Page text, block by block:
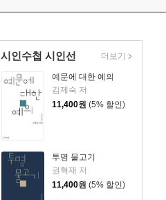
시인수첩 시인선
예문에 대한 예의
김제숙 저
11,400원 (5% 할인)
투명 물고기
권혁재 저
11,400원 (5% 할인)
더보기